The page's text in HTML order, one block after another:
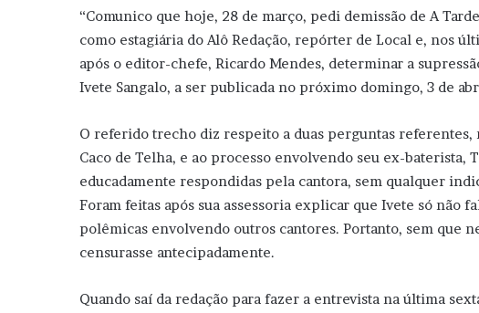
“Comunico que hoje, 28 de março, pedi demissão de A
como estagiária do Alô Redação, repórter de Local e, nos
após o editor-chefe, Ricardo Mendes, determinar a
Ivete Sangalo, a ser publicada no próximo domingo, 3 de
O referido trecho diz respeito a duas perguntas referentes,
Caco de Telha, e ao processo envolvendo seu ex-baterista,
educadamente respondidas pela cantora, sem qualquer
Foram feitas após sua assessoria explicar que Ivete só não
polêmicas envolvendo outros cantores. Portanto, sem que
censurasse antecipadamente.
Quando saí da redação para fazer a entrevista na última